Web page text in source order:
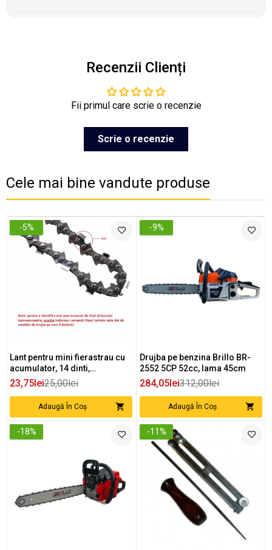
Recenzii Clienți
Fii primul care scrie o recenzie
Scrie o recenzie
Cele mai bine vandute produse
-5%
Lant pentru mini fierastrau cu
acumulator, 14 dinti,
compatibil universal
23,75lei25,00lei
Adaugă În Coș
-9%
Drujba pe benzina Brillo BR-
2552 5CP 52cc, lama 45cm
284,05lei312,00lei
Adaugă În Coș
-18% -11%